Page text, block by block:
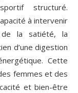
structuré.
à intervenir
de la satiété, la
d’une digestion
Cette
femmes et des
et bien-être